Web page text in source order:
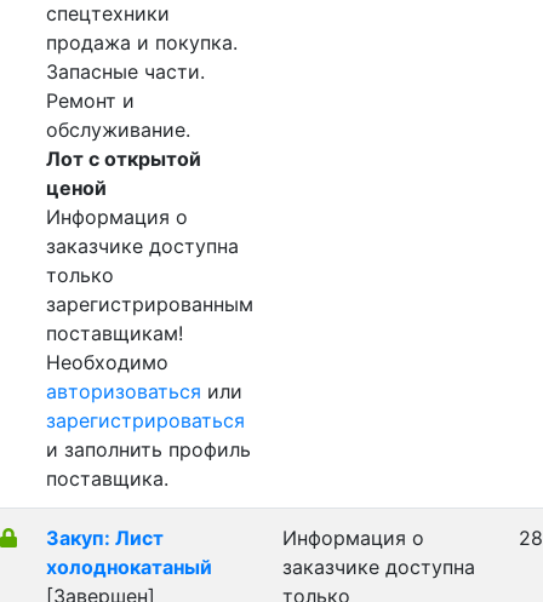
спецтехники
продажа и покупка.
Запасные части.
Ремонт и
обслуживание.
Лот с открытой
ценой
Информация о
заказчике доступна
только
зарегистрированным
поставщикам!
Необходимо
авторизоваться или
зарегистрироваться
и заполнить профиль
поставщика.
Закуп: Лист
холоднокатаный
[Завершен]
Информация о
заказчике доступна
только